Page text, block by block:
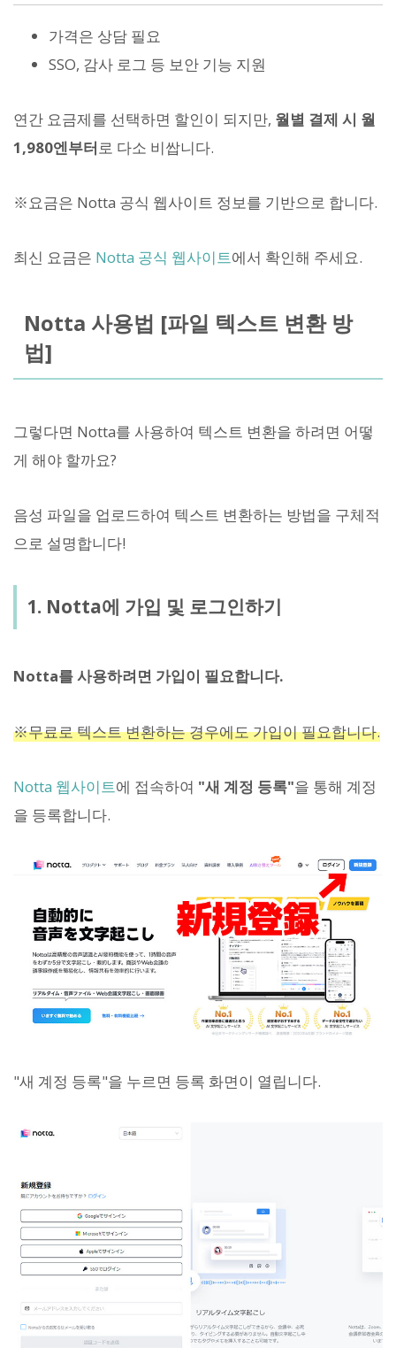
가격은 상담 필요
SSO, 감사 로그 등 보안 기능 지원
연간 요금제를 선택하면 할인이 되지만, 월별 결제 시 월
1,980엔부터로 다소 비쌉니다.
※요금은 Notta 공식 웹사이트 정보를 기반으로 합니다.
최신 요금은 Notta 공식 웹사이트에서 확인해 주세요.
Notta 사용법 [파일 텍스트 변환 방
법]
그렇다면 Notta를 사용하여 텍스트 변환을 하려면 어떻
게 해야 할까요?
음성 파일을 업로드하여 텍스트 변환하는 방법을 구체적
으로 설명합니다!
1. Notta에 가입 및 로그인하기
Notta를 사용하려면 가입이 필요합니다.
※무료로 텍스트 변환하는 경우에도 가입이 필요합니다.
Notta 웹사이트에 접속하여 "새 계정 등록"을 통해 계정
을 등록합니다.
"새 계정 등록"을 누르면 등록 화면이 열립니다.